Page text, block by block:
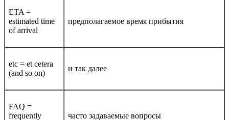
ETA =
estimated time
of arrival
предполагаемое время прибытия
etc = et cetera
(and so on)
и так далее
FAQ =
frequently
часто задаваемые вопросы